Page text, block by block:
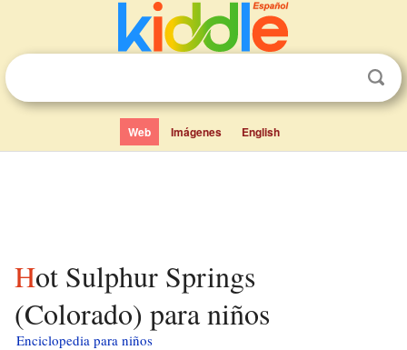
Web Imágenes English
Hot Sulphur Springs
(Colorado) para niños
Enciclopedia para niños